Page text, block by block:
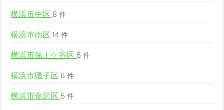
横浜市中区 8 件
横浜市南区 14 件
横浜市保土ケ谷区 6 件
横浜市磯子区 6 件
横浜市金沢区 5 件